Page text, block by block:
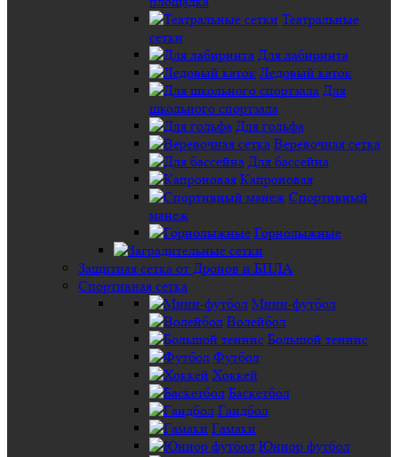
Театральные
сетки
Для лабиринта
Ледовый каток
Для
школьного спортзала
Для гольфа
Веревочная сетка
Для бассейна
Капроновая
Спортивный
манеж
Горнолыжные
Защитная сетка от Дронов и БПЛА
Спортивная сетка
Мини-футбол
Волейбол
Большой теннис
Футбол
Хоккей
Баскетбол
Гандбол
Гамаки
Юниор футбол